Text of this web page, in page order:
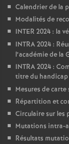
Calendrier de la
Modalités de
INTER 2024 : la
INTRA 2024 :
l’académie de la
INTRA 2024 :
titre du handicap
Mesures de
Répartition et
Circulaire sur
Mutations intra-
Résultats